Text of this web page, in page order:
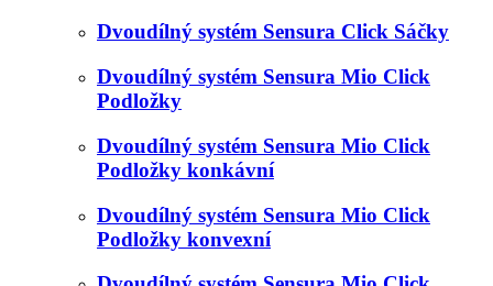
Dvoudílný systém Sensura Click Sáčky
Dvoudílný systém Sensura Mio Click
Podložky
Dvoudílný systém Sensura Mio Click
Podložky konkávní
Dvoudílný systém Sensura Mio Click
Podložky konvexní